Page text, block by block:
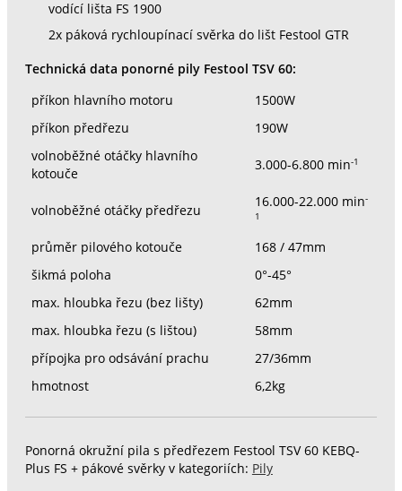
vodící lišta FS 1900
2x páková rychloupínací svěrka do lišt Festool GTR
Technická data ponorné pily Festool TSV 60:
příkon hlavního motoru
1500W
příkon předřezu
190W
volnoběžné otáčky hlavního
kotouče
3.000-6.800 min-1
volnoběžné otáčky předřezu
16.000-22.000 min-
1
průměr pilového kotouče
168 / 47mm
šikmá poloha
0°-45°
max. hloubka řezu (bez lišty)
62mm
max. hloubka řezu (s lištou)
58mm
přípojka pro odsávání prachu
27/36mm
hmotnost
6,2kg
Ponorná okružní pila s předřezem Festool TSV 60 KEBQ-
Plus FS + pákové svěrky v kategoriích: Pily